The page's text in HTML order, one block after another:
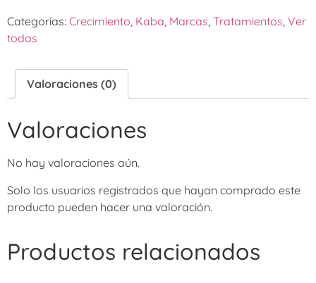
Categorías: Crecimiento Kaba Marcas Tratamientos Ver
todas
Valoraciones (0)
Valoraciones
No hay valoraciones aún.
Solo los usuarios registrados que hayan comprado este
producto pueden hacer una valoración.
Productos relacionados